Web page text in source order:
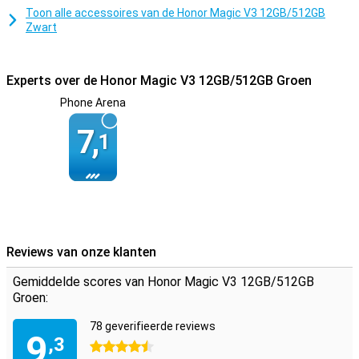
alles wat je nodig hebt.
Toon alle accessoires van de Honor Magic V3 12GB/512GB
Zwart
Experts over de Honor Magic V3 12GB/512GB Groen
Phone Arena
7,1
Reviews van onze klanten
Gemiddelde scores van Honor Magic V3 12GB/512GB
Groen:
,3
78 geverifieerde reviews
4.5 sterren